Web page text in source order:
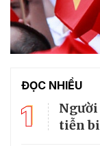
ĐỌC NHIỀU
1
tiễn